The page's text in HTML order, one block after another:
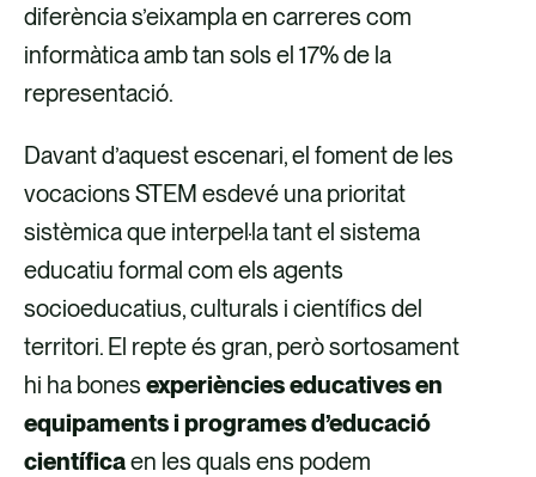
i
n
o
k
ò
n
diferència s’eixampla en carreres com
informàtica amb tan sols el 17% de la
representació.
Davant d’aquest escenari, el foment de les
vocacions STEM esdevé una prioritat
sistèmica que interpel·la tant el sistema
educatiu formal com els agents
socioeducatius, culturals i científics del
territori. El repte és gran, però sortosament
hi ha bones experiències educatives en
equipaments i programes d’educació
científicaen les quals ens podem